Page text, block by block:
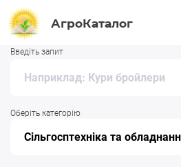
АгроКаталог
Введіть запит
Оберіть категорію